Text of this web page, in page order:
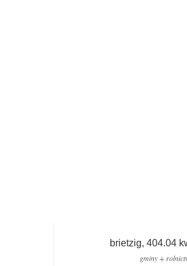
brietzig, 404.04
gminy +